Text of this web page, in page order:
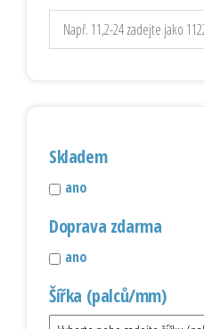
Skladem
ano
Doprava zdarma
ano
Šířka (palců/mm)